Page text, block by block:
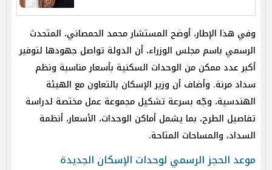
وفي هذا الإطار، أوضح المستشار محمد الحمصاني، المتحدث
الرسمي باسم مجلس الوزراء، أن الدولة تواصل جهودها لتوفير
أكبر عدد ممكن من الوحدات السكنية بأسعار مناسبة ونظم
سداد مرنة. وأضاف أن وزير الإسكان بالتعاون مع الهيئة
الهندسية، وجّه بسرعة تشكيل مجموعة عمل مختصة لدراسة
تفاصيل الطرح، بما يشمل أماكن الوحدات، الأسعار، أنظمة
السداد، والمساحات المتاحة.
موعد الحجز الرسمي لوحدات الإسكان الجديدة